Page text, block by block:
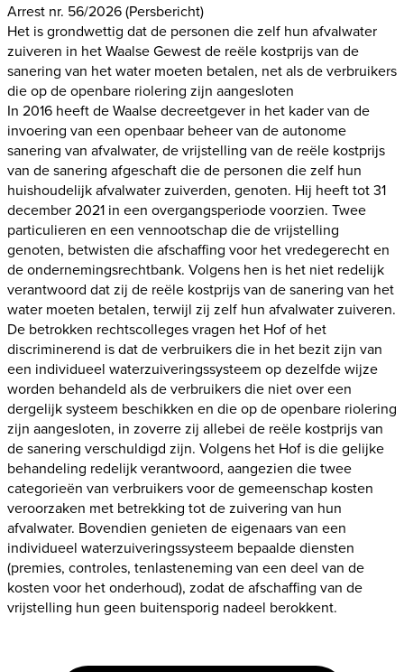
Arrest nr. 56/2026(Persbericht)
Het is grondwettig dat de personen die zelf hun afvalwater
zuiveren in het Waalse Gewest de reële kostprijs van de
sanering van het water moeten betalen, net als de verbruikers
die op de openbare riolering zijn aangesloten
In 2016 heeft de Waalse decreetgever in het kader van de
invoering van een openbaar beheer van de autonome
sanering van afvalwater, de vrijstelling van de reële kostprijs
van de sanering afgeschaft die de personen die zelf hun
huishoudelijk afvalwater zuiverden, genoten. Hij heeft tot 31
december 2021 in een overgangsperiode voorzien. Twee
particulieren en een vennootschap die de vrijstelling
genoten, betwisten die afschaffing voor het vredegerecht en
de ondernemingsrechtbank. Volgens hen is het niet redelijk
verantwoord dat zij de reële kostprijs van de sanering van het
water moeten betalen, terwijl zij zelf hun afvalwater zuiveren.
De betrokken rechtscolleges vragen het Hof of het
discriminerend is dat de verbruikers die in het bezit zijn van
een individueel waterzuiveringssysteem op dezelfde wijze
worden behandeld als de verbruikers die niet over een
dergelijk systeem beschikken en die op de openbare riolering
zijn aangesloten, in zoverre zij allebei de reële kostprijs van
de sanering verschuldigd zijn. Volgens het Hof is die gelijke
behandeling redelijk verantwoord, aangezien die twee
categorieën van verbruikers voor de gemeenschap kosten
veroorzaken met betrekking tot de zuivering van hun
afvalwater. Bovendien genieten de eigenaars van een
individueel waterzuiveringssysteem bepaalde diensten
(premies, controles, tenlasteneming van een deel van de
kosten voor het onderhoud), zodat de afschaffing van de
vrijstelling hun geen buitensporig nadeel berokkent.